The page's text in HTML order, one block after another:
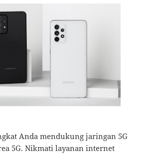
Anda mendukung jaringan 5G
5G. Nikmati layanan internet